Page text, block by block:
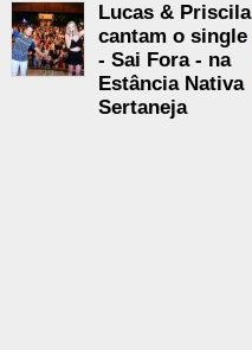
Lucas & Priscila
cantam o single
- Sai Fora - na
Estância Nativa
Sertaneja